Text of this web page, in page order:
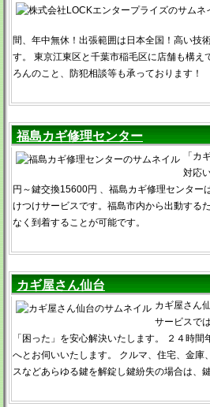
間、年中無休！出張範囲は日本全国！高い技
す。 東京江東区と千葉市稲毛区に店舗も構え
ろんのこと、防犯相談等も承っております！
福島カギ修理センター
「カ
対応
円～鍵交換15600円 、福島カギ修理センター
けつけサービスです。福島市内から出動する
なく到着することが可能です。
カギ屋さん仙台
カギ屋さん
サービスで
「困った」を安心解決いたします。 ２４時
へとお伺いいたします。 クルマ、住宅、金庫
スなどあらゆる鍵を解錠し鍵紛失の場合は、